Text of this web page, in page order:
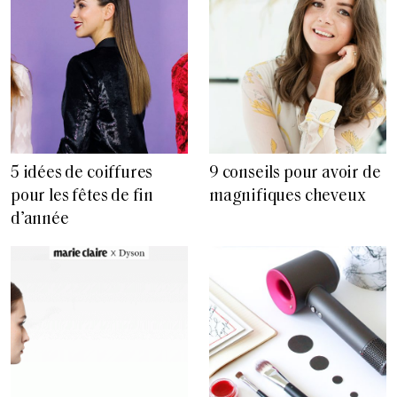
5 idées de coiffures
pour les fêtes de fin
d’année
9 conseils pour avoir de
magnifiques cheveux